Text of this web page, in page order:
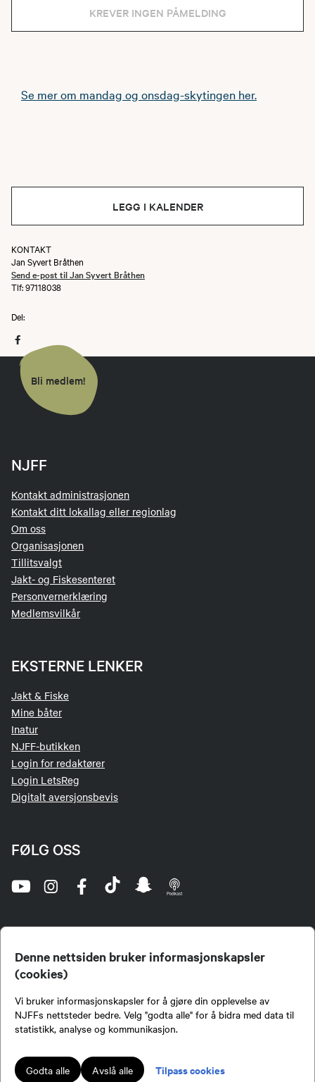
Denne nettsiden bruker informasjonskapsler
(cookies)
Vi bruker informasjonskapsler for å gjøre din opplevelse av
NJFFs nettsteder bedre. Velg "godta alle" for å bidra med data til
statistikk, analyse og kommunikasjon.
Godta alle Avslå alle Tilpass cookies
KREVER INGEN PÅMELDING
Se mer om mandag og onsdag-skytingen her.
LEGG I KALENDER
KONTAKT
Jan Syvert Bråthen
Send e-post til Jan Syvert Bråthen
Tlf: 97118038
Del:
Bli medlem!
NJFF
Kontakt administrasjonen
Kontakt ditt lokallag eller regionlag
Om oss
Organisasjonen
Tillitsvalgt
Jakt- og Fiskesenteret
Personvernerklæring
Medlemsvilkår
EKSTERNE LENKER
Jakt & Fiske
Mine båter
Inatur
NJFF-butikken
Login for redaktører
Login LetsReg
Digitalt aversjonsbevis
FØLG OSS
jegere og sportsfiskere og et av de viktigste miljøene for formidling av kunnskap om jakt og
fiske i Norge. Vi er en partipolitisk nøytral organisasjon, men har et sterkt jakt-, fiske-, og
naturpolitisk engasjement i mange saker.
Lokalforeninger tilsluttet Norges Jeger- og Fiskerforbund har ansvar for innhold de
publiserer på njff.no.